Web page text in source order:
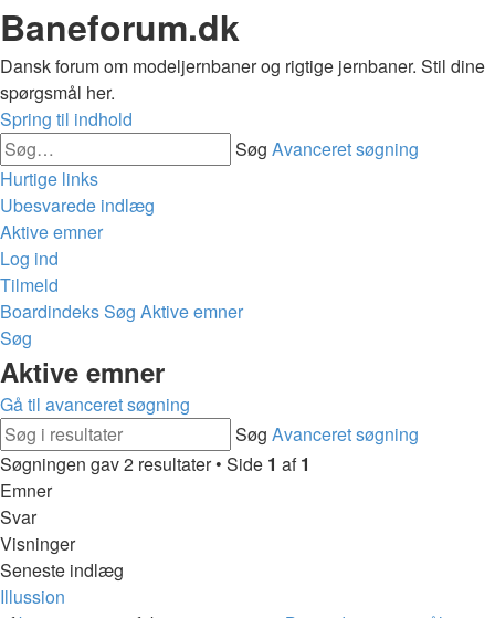
Baneforum.dk
Dansk forum om modeljernbaner og rigtige jernbaner. Stil dine
spørgsmål her.
Spring til indhold
Søg Avanceret søgning
Hurtige links
Ubesvarede indlæg
Aktive emner
Log ind
Tilmeld
BoardindeksSøg Aktive emner
Søg
Aktive emner
Gå til avanceret søgning
Søg Avanceret søgning
Søgningen gav 2 resultater • Side 1 af1
Emner
Svar
Visninger
Seneste indlæg
Illussion